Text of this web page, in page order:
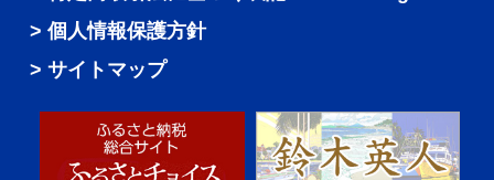
個人情報保護方針
サイトマップ